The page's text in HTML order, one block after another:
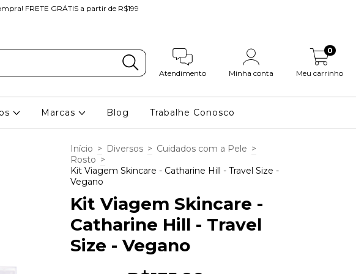
FRETE GRÁTIS a partir de R$199
Atendimento Minha conta Meu carrinho
0
Marcas Blog Trabalhe Conosco
Início > Diversos > Cuidados com a Pele >
Rosto >
Kit Viagem Skincare - Catharine Hill - Travel Size -
Vegano
Kit Viagem Skincare -
Catharine Hill - Travel
Size - Vegano